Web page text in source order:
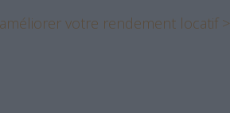
votre rendement locatif >